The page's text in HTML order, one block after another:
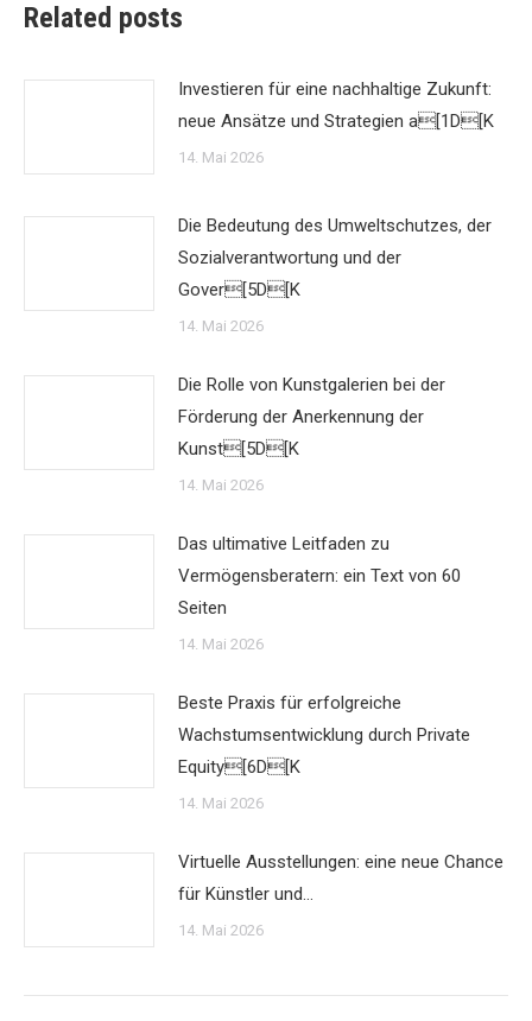
Related posts
Investieren für eine nachhaltige Zukunft:
neue Ansätze und Strategien a[1D[K
14. Mai 2026
Die Bedeutung des Umweltschutzes, der
Sozialverantwortung und der
Gover[5D[K
14. Mai 2026
Die Rolle von Kunstgalerien bei der
Förderung der Anerkennung der
Kunst[5D[K
14. Mai 2026
Das ultimative Leitfaden zu
Vermögensberatern: ein Text von 60
Seiten
14. Mai 2026
Beste Praxis für erfolgreiche
Wachstumsentwicklung durch Private
Equity[6D[K
14. Mai 2026
Virtuelle Ausstellungen: eine neue Chance
für Künstler und…
14. Mai 2026